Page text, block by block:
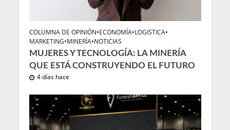
COLUMNA DE OPINIÓN•ECONOMÍA•LOGISTICA•
MARKETING•MINERÍA•NOTICIAS
MUJERES Y TECNOLOGÍA: LA MINERÍA
QUE ESTÁ CONSTRUYENDO EL FUTURO
4 días hace